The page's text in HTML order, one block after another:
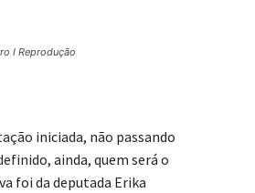
I Reprodução
iniciada, não passando
ainda, quem será o
foi da deputada Erika